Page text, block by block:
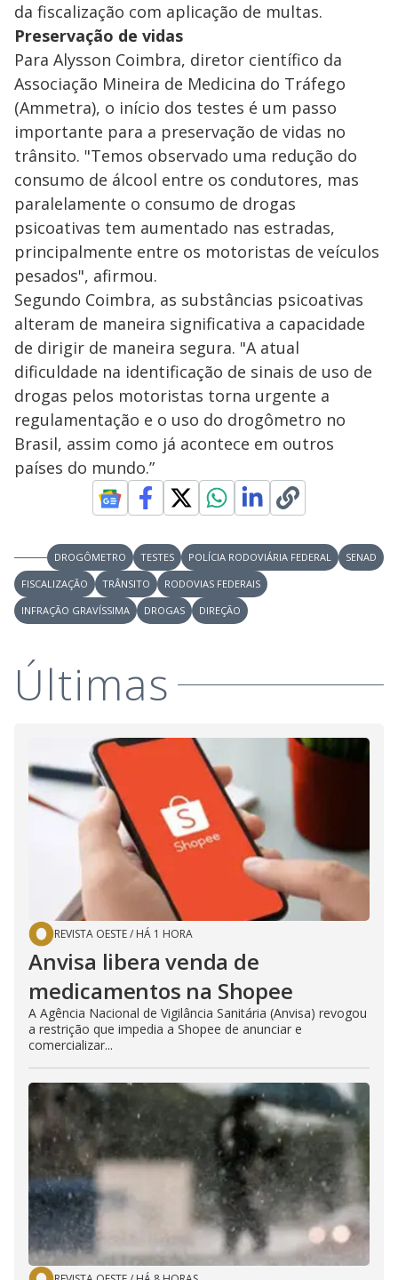
da fiscalização com aplicação de multas.
Preservação de vidas
Para Alysson Coimbra, diretor científico da
Associação Mineira de Medicina do Tráfego
(Ammetra), o início dos testes é um passo
importante para a preservação de vidas no
trânsito. "Temos observado uma redução do
consumo de álcool entre os condutores, mas
paralelamente o consumo de drogas
psicoativas tem aumentado nas estradas,
principalmente entre os motoristas de veículos
pesados", afirmou.
Segundo Coimbra, as substâncias psicoativas
alteram de maneira significativa a capacidade
de dirigir de maneira segura. "A atual
dificuldade na identificação de sinais de uso de
drogas pelos motoristas torna urgente a
regulamentação e o uso do drogômetro no
Brasil, assim como já acontece em outros
países do mundo.”
DROGÔMETRO TESTES POLÍCIA RODOVIÁRIA FEDERAL
SENAD
FISCALIZAÇÃO
TRÂNSITO
RODOVIAS FEDERAIS
INFRAÇÃO GRAVÍSSIMA
DROGAS DIREÇÃO
Últimas
REVISTA OESTE/ HÁ 1 HORA
Anvisa libera venda de
medicamentos na Shopee
A Agência Nacional de Vigilância Sanitária (Anvisa) revogou
a restrição que impedia a Shopee de anunciar e
comercializar...